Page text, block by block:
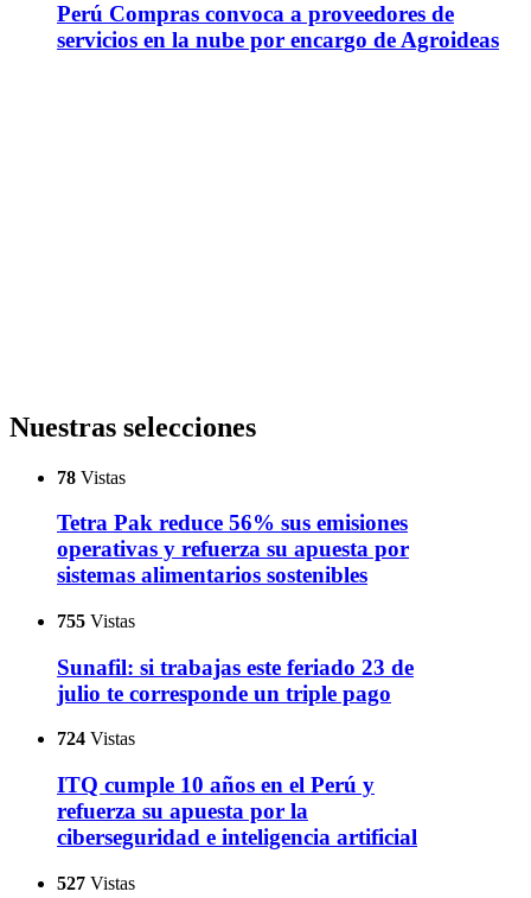
Perú Compras convoca a proveedores de
servicios en la nube por encargo de Agroideas
Nuestras selecciones
78 Vistas
Tetra Pak reduce 56% sus emisiones
operativas y refuerza su apuesta por
sistemas alimentarios sostenibles
755 Vistas
Sunafil: si trabajas este feriado 23 de
julio te corresponde un triple pago
724 Vistas
ITQ cumple 10 años en el Perú y
refuerza su apuesta por la
ciberseguridad e inteligencia artificial
527 Vistas